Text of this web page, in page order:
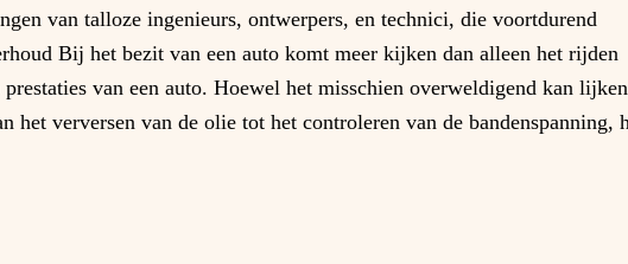
van talloze ingenieurs, ontwerpers, en technici, die voortdurend
Bij het bezit van een auto komt meer kijken dan alleen het rijden
van een auto. Hoewel het misschien overweldigend kan
verversen van de olie tot het controleren van de bandenspanning,